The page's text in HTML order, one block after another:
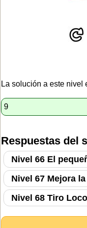
La solución a este nivel
9
Respuestas del
Nivel 66 El
Nivel 67 Mejora
Nivel 68 Tiro